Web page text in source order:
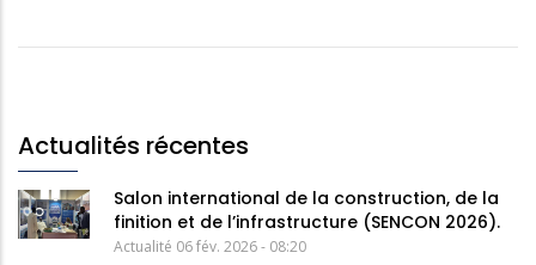
Actualités récentes
Salon international de la construction, de la
finition et de l’infrastructure (SENCON 2026).
Actualité 06 fév. 2026 - 08:20